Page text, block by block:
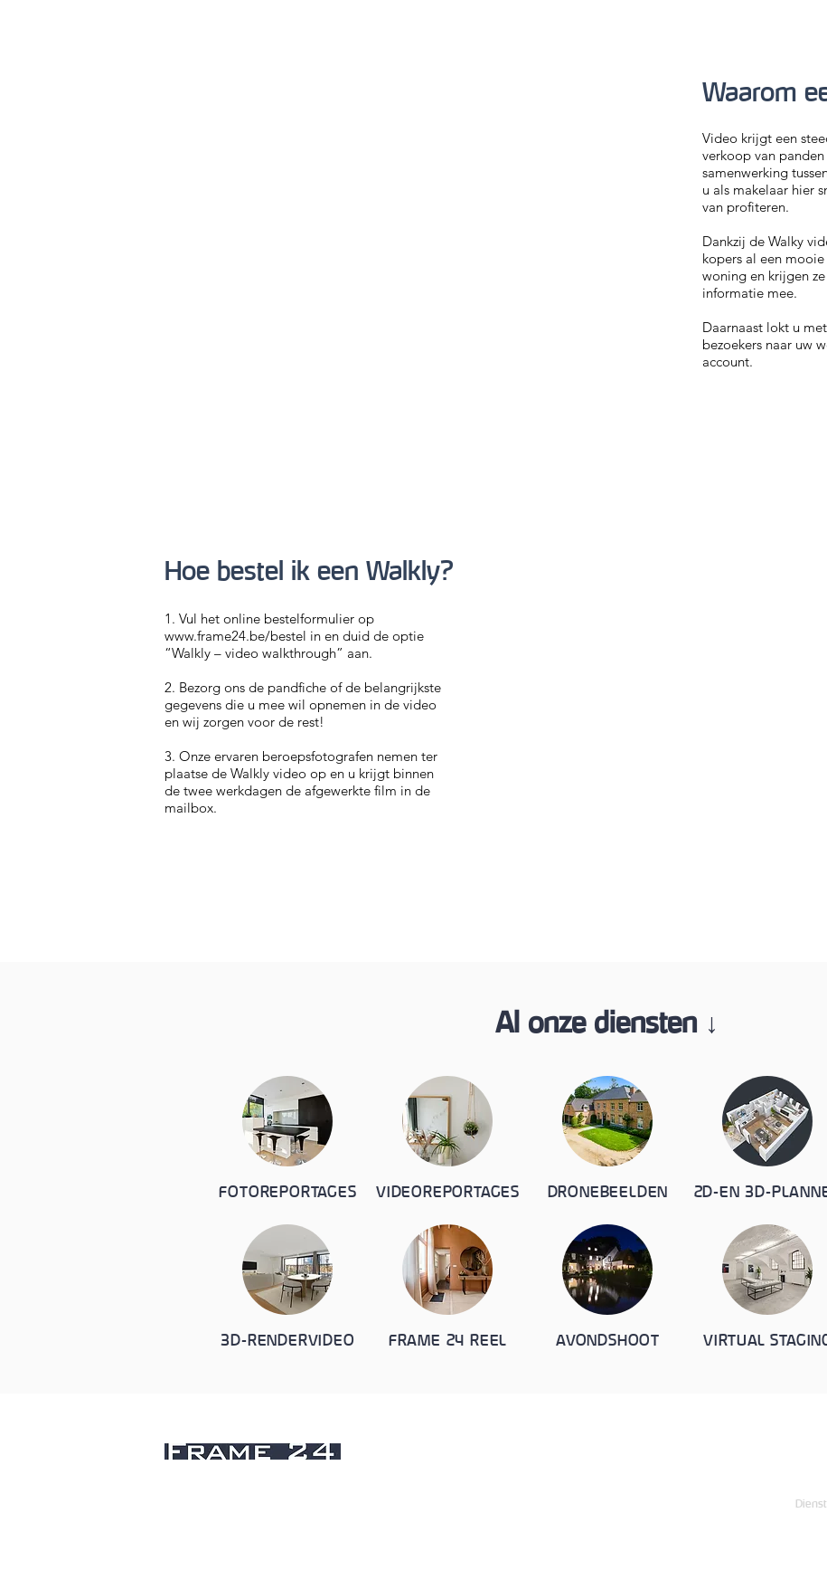
Hoe bestel ik een Walkly?
1. Vul het online bestelformulier op
www.frame24.be/bestel in en duid de optie
“Walkly – video walkthrough” aan.
2. Bezorg ons de pandfiche of de belangrijkste
gegevens die u mee wil opnemen in de video
en wij zorgen voor de rest!
3. Onze ervaren beroepsfotografen nemen ter
plaatse de Walkly video op en u krijgt binnen
de twee werkdagen de afgewerkte film in de
mailbox.
Waarom
Video krijgt een
verkoop van
samenwerking
u als makelaar hier
van profiteren.
Dankzij de Walky
kopers al een
woning en krijgen
informatie mee.
Daarnaast lokt u
bezoekers naar uw
account.
Al onze diensten ↓
FOTOREPORTAGES VIDEOREPORTAGES DRONEBEELDEN 2D-EN 3D-
3D-RENDERVIDEO FRAME 24 REEL AVONDSHOOT VIRTUAL